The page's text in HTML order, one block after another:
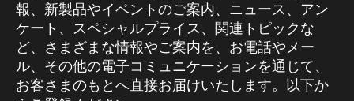
報、新製品やイベントのご案内、ニュース、アン
ケート、スペシャルプライス、関連トピックな
ど、さまざまな情報やご案内を、お電話やメー
ル、その他の電子コミュニケーションを通じて、
お客さまのもとへ直接お届けいたします。以下か